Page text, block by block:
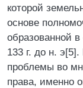
которой
основе
образованной в
133 г. до н.
проблемы во
права, именно